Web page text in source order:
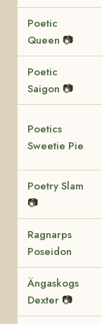
Poetic
Queen 📷
Poetic
Saigon 📷
Poetics
Sweetie Pie
Poetry Slam
📷
Ragnarps
Poseidon
Ängaskogs
Dexter 📷